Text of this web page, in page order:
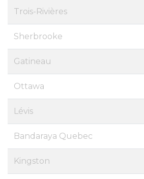
Trois-Rivières
Sherbrooke
Gatineau
Ottawa
Lévis
Bandaraya Quebec
Kingston